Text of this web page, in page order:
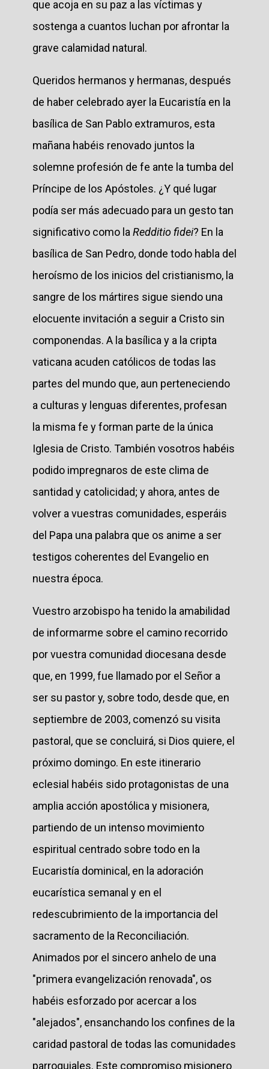
que acoja en su paz a las víctimas y
sostenga a cuantos luchan por afrontar la
grave calamidad natural.
Queridos hermanos y hermanas, después
de haber celebrado ayer la Eucaristía en la
basílica de San Pablo extramuros, esta
mañana habéis renovado juntos la
solemne profesión de fe ante la tumba del
Príncipe de los Apóstoles. ¿Y qué lugar
podía ser más adecuado para un gesto tan
significativo como la Redditio fidei? En la
basílica de San Pedro, donde todo habla del
heroísmo de los inicios del cristianismo, la
sangre de los mártires sigue siendo una
elocuente invitación a seguir a Cristo sin
componendas. A la basílica y a la cripta
vaticana acuden católicos de todas las
partes del mundo que, aun perteneciendo
a culturas y lenguas diferentes, profesan
la misma fe y forman parte de la única
Iglesia de Cristo. También vosotros habéis
podido impregnaros de este clima de
santidad y catolicidad; y ahora, antes de
volver a vuestras comunidades, esperáis
del Papa una palabra que os anime a ser
testigos coherentes del Evangelio en
nuestra época.
Vuestro arzobispo ha tenido la amabilidad
de informarme sobre el camino recorrido
por vuestra comunidad diocesana desde
que, en 1999, fue llamado por el Señor a
ser su pastor y, sobre todo, desde que, en
septiembre de 2003, comenzó su visita
pastoral, que se concluirá, si Dios quiere, el
próximo domingo. En este itinerario
eclesial habéis sido protagonistas de una
amplia acción apostólica y misionera,
partiendo de un intenso movimiento
espiritual centrado sobre todo en la
Eucaristía dominical, en la adoración
eucarística semanal y en el
redescubrimiento de la importancia del
sacramento de la Reconciliación.
Animados por el sincero anhelo de una
"primera evangelización renovada", os
habéis esforzado por acercar a los
"alejados", ensanchando los confines de la
caridad pastoral de todas las comunidades
parroquiales. Este compromiso misionero